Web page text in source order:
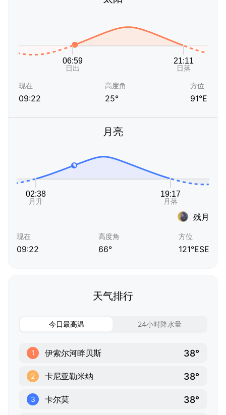
现在
09:22
高度角
25°
方位
91°E
月亮
残月
现在
09:22
高度角
66°
方位
121°ESE
天气排行
今日最高温 24小时降水量
1 伊索尔河畔贝斯 38°
2 卡尼亚勒米纳 38°
3 卡尔莫 38°